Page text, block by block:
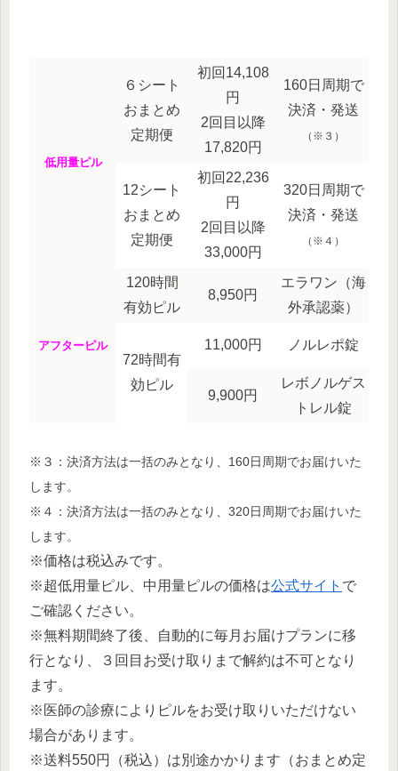
低用量ピル
６シート
おまとめ
定期便
初回14,108
円
2回目以降
17,820円
160日周期で
決済・発送
（※３）
12シート
おまとめ
定期便
初回22,236
円
2回目以降
33,000円
320日周期で
決済・発送
（※４）
アフターピル
120時間
有効ピル
8,950円
エラワン（海
外承認薬）
72時間有
効ピル
11,000円 ノルレポ錠
9,900円
レボノルゲス
トレル錠
※３：決済方法は一括のみとなり、160日周期でお届けいた
します。
※４：決済方法は一括のみとなり、320日周期でお届けいた
します。
※価格は税込みです。
※超低用量ピル、中用量ピルの価格は公式サイト で
ご確認ください。
※無料期間終了後、自動的に毎月お届けプランに移
行となり、３回目お受け取りまで解約は不可となり
ます。
※医師の診療によりピルをお受け取りいただけない
場合があります。
※送料550円（税込）は別途かかります（おまとめ定